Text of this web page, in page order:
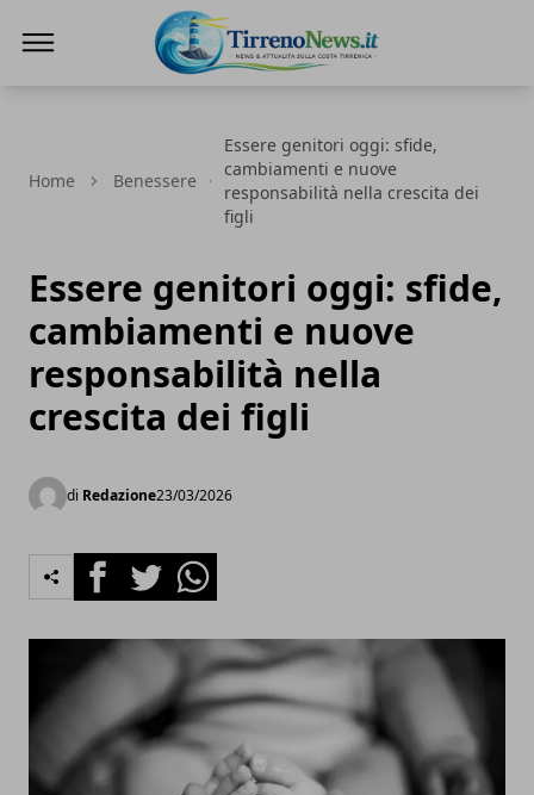
Home Benessere
Essere genitori oggi: sfide,
cambiamenti e nuove
responsabilità nella crescita dei
figli
Essere genitori oggi: sfide,
cambiamenti e nuove
responsabilità nella
crescita dei figli
di Redazione23/03/2026
FacebookTwitterWhatsapp